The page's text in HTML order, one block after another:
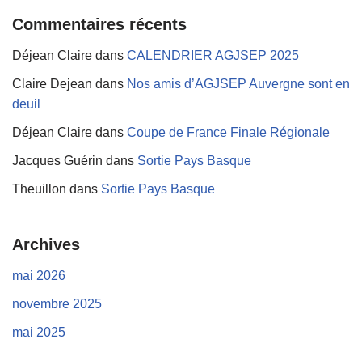
Commentaires récents
Déjean Claire dans CALENDRIER AGJSEP 2025
Claire Dejean dans Nos amis d’AGJSEP Auvergne sont en
deuil
Déjean Claire dans Coupe de France Finale Régionale
Jacques Guérin dans Sortie Pays Basque
Theuillon dans Sortie Pays Basque
Archives
mai 2026
novembre 2025
mai 2025